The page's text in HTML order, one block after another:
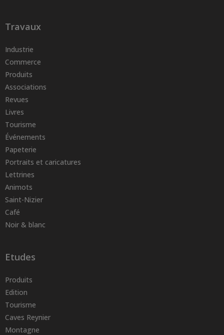
Travaux
Industrie
Commerce
Produits
Associations
Revues
Livres
Tourisme
Événements
Papeterie
Portraits et caricatures
Lettrines
Animots
Saint-Nizier
Café
Noir & blanc
Etudes
Produits
Edition
Tourisme
Caves Reynier
Montagne